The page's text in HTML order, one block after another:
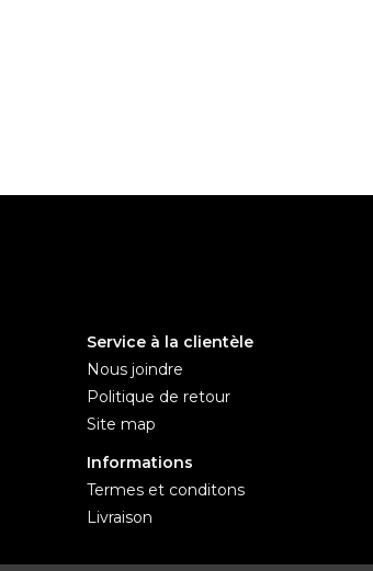
Service à la clientèle
Nous joindre
Politique de retour
Site map
Informations
Termes et conditons
Livraison